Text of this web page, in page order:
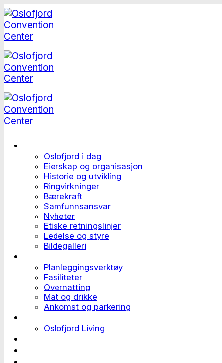
Skip
to
content
Oslofjord i dag
Eierskap og organisasjon
Historie og utvikling
Ringvirkninger
Bærekraft
Samfunnsansvar
Nyheter
Etiske retningslinjer
Ledelse og styre
Bildegalleri
Planleggingsverktøy
Fasiliteter
Overnatting
Mat og drikke
Ankomst og parkering
Oslofjord Living